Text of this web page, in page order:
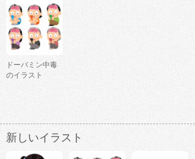
ドーパミン中毒
のイラスト
新しいイラスト